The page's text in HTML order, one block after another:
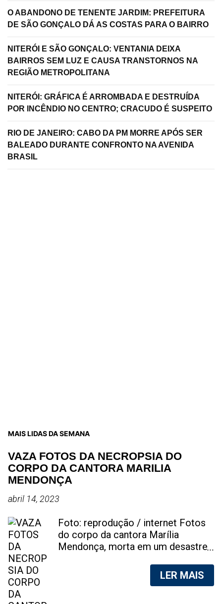
O ABANDONO DE TENENTE JARDIM: PREFEITURA
DE SÃO GONÇALO DÁ AS COSTAS PARA O BAIRRO
NITERÓI E SÃO GONÇALO: VENTANIA DEIXA
BAIRROS SEM LUZ E CAUSA TRANSTORNOS NA
REGIÃO METROPOLITANA
NITERÓI: GRÁFICA É ARROMBADA E DESTRUÍDA
POR INCÊNDIO NO CENTRO; CRACUDO É SUSPEITO
RIO DE JANEIRO: CABO DA PM MORRE APÓS SER
BALEADO DURANTE CONFRONTO NA AVENIDA
BRASIL
MAIS LIDAS DA SEMANA
VAZA FOTOS DA NECROPSIA DO
CORPO DA CANTORA MARILIA
MENDONÇA
abril 14, 2023
Foto: reprodução / internet Fotos
do corpo da cantora Marília
Mendonça, morta em um desastre
foram vazadas na internet. A
divulgação de fotos do corpo de
LER MAIS